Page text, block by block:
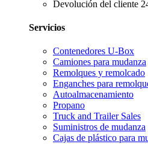
Devolución del cliente
Servicios
Contenedores U-Box
Camiones para mudanza
Remolques y remolcado
Enganches para
Autoalmacenamiento
Propano
Truck and Trailer Sales
Suministros de mudanza
Cajas de plástico para